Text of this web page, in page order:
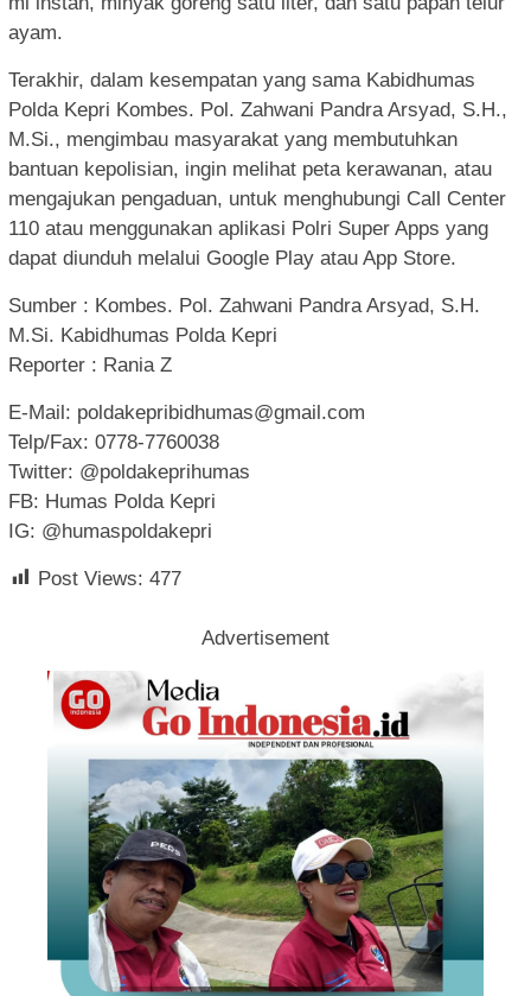
ayam.
Terakhir, dalam kesempatan yang sama Kabidhumas
Polda Kepri Kombes. Pol. Zahwani Pandra Arsyad, S.H.,
M.Si., mengimbau masyarakat yang membutuhkan
bantuan kepolisian, ingin melihat peta kerawanan, atau
mengajukan pengaduan, untuk menghubungi Call Center
110 atau menggunakan aplikasi Polri Super Apps yang
dapat diunduh melalui Google Play atau App Store.
Sumber : Kombes. Pol. Zahwani Pandra Arsyad, S.H.
M.Si. Kabidhumas Polda Kepri
Reporter : Rania Z
E-Mail: poldakepribidhumas@gmail.com
Telp/Fax: 0778-7760038
Twitter: @poldakeprihumas
FB: Humas Polda Kepri
IG: @humaspoldakepri
Post Views: 477
Advertisement